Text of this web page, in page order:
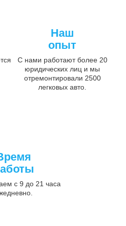
Наш
опыт
С нами работают более 20
юридических лиц и мы
отремонтировали 2500
легковых авто.
с 9 до 21 часа